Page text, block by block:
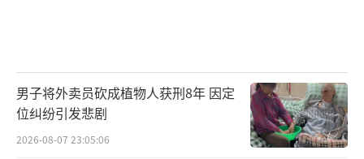
男子将外卖员砍成植物人获刑8年 因定
位纠纷引发悲剧
2026-08-07 23:05:06